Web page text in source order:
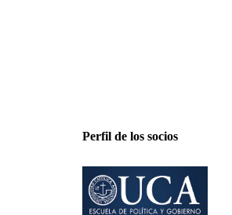
Perfil de los socios